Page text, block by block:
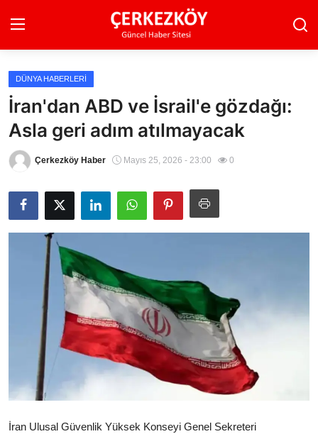
Ana Sayfa
Son Dakika
Ekonomi Haberleri
Magazin Haberleri
Spor Haberleri
Teknoloji Haberleri
Dünya Haberleri
Çerkezköy
DÜNYA HABERLERI
İran'dan ABD ve İsrail'e gözdağı:
Asla geri adım atılmayacak
Çerkezköy Haber Mayıs 25, 2026 - 23:00 0
İran Ulusal Güvenlik Yüksek Konseyi Genel Sekreteri